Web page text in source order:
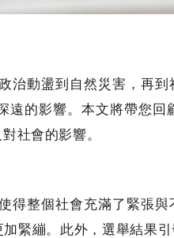
治動盪到自然災害，再
的影響。本文將帶您回
社會的影響。
整個社會充滿了緊張與
緊繃。此外，選舉結果引